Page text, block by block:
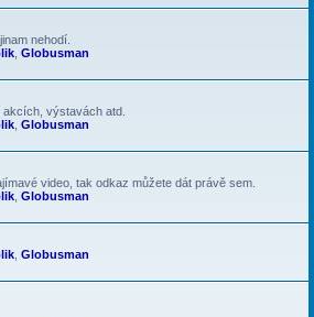
nehodí.
Globusman
výstavách atd.
Globusman
video, tak odkaz můžete dát právě sem.
Globusman
Globusman